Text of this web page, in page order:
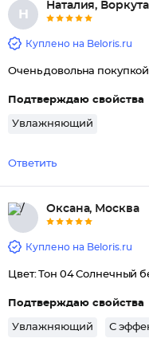
Н
Наталия, Воркута
Куплено на Beloris.ru
Очень довольна покупкой
Подтверждаю свойства
Увлажняющий
Ответить
Оксана, Москва
Куплено на Beloris.ru
Цвет: Тон 04 Солнечный
Подтверждаю свойства
Увлажняющий С